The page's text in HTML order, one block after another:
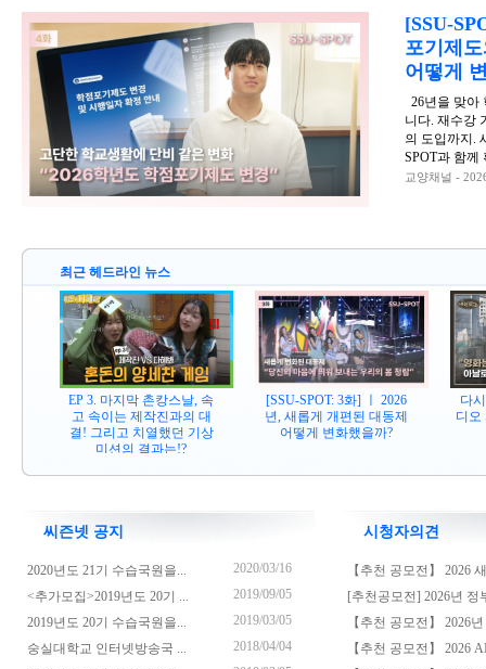
[SSU-
포기제
어떻게
26년을 맞아
니다. 재수강
의 도입까지.
SPOT과 함께
교양채널 -
최근 헤드라인 뉴스
EP 3. 마지막 촌캉스날, 속
고 속이는 제작진과의 대
결! 그리고 치열했던 기상
미션의 결과는!?
[SSU-SPOT: 3화] ㅣ 2026
년, 새롭게 개편된 대동제
어떻게 변화했을까?
다
디오
씨즌넷 공지
2020년도 21기 수습국원을...
2020/03/16
<추가모집>2019년도 20기 ...
2019/09/05
2019년도 20기 수습국원을...
2019/03/05
숭실대학교 인터넷방송국 ...
2018/04/04
시청자의견
【추천 공모전】 2026
[추천공모전] 2026년 정
【추천 공모전】 2026년
【추천 공모전】 2026